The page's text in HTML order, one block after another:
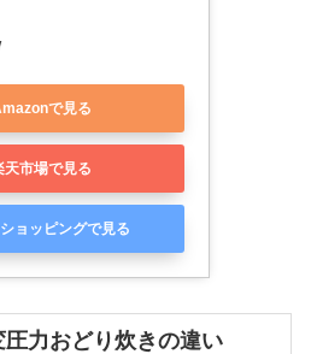
で見る
天市場で見る
ョッピングで見る
力おどり炊きの違い